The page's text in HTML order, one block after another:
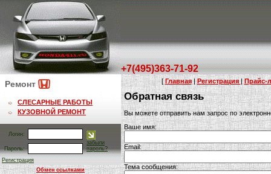
+7(495)363-71-92
Ремонт
СЛЕСАРНЫЕ РАБОТЫ
КУЗОВНОЙ РЕМОНТ
Логин:
Пароль:
забыли
пароль?
Регистрация
Обмен ссылками
[ Главная | Регистрация|Прайс-
Обратная связь
Вы можете отправить нам запрос по
Ваше имя:
Email:
Тема сообщения: